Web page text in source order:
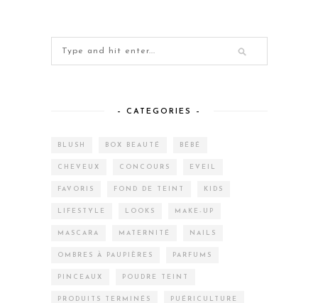
– CATEGORIES –
BLUSH BOX BEAUTÉ BÉBÉ
CHEVEUX CONCOURS EVEIL
FAVORIS FOND DE TEINT KIDS
LIFESTYLE LOOKS MAKE-UP
MASCARA MATERNITÉ NAILS
OMBRES À PAUPIÈRES PARFUMS
PINCEAUX POUDRE TEINT
PRODUITS TERMINÉS PUÉRICULTURE